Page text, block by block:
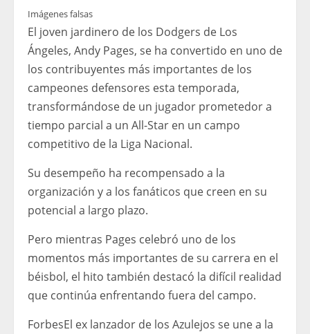
Imágenes falsas
El joven jardinero de los Dodgers de Los
Ángeles, Andy Pages, se ha convertido en uno de
los contribuyentes más importantes de los
campeones defensores esta temporada,
transformándose de un jugador prometedor a
tiempo parcial a un All-Star en un campo
competitivo de la Liga Nacional.
Su desempeño ha recompensado a la
organización y a los fanáticos que creen en su
potencial a largo plazo.
Pero mientras Pages celebró uno de los
momentos más importantes de su carrera en el
béisbol, el hito también destacó la difícil realidad
que continúa enfrentando fuera del campo.
ForbesEl ex lanzador de los Azulejos se une a la